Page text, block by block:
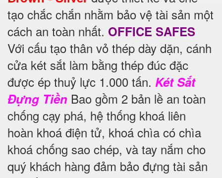
tạo chắc chắn nhằm bảo vệ tài sản một
cách an toàn nhất. OFFICE SAFES
Với cấu tạo thân vỏ thép dày dặn, cánh
cửa két sắt làm bằng thép đúc đặc
được ép thuỷ lực 1.000 tấn. Két Sắt
Đựng Tiền Bao gồm 2 bản lề an toàn
chống cạy phá, hệ thống khoá liên
hoàn khoá điện tử, khoá chìa có chìa
khoá chống sao chép, và tay nắm cho
quý khách hàng đảm bảo đựng tài sản